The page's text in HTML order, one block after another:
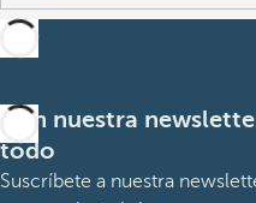
Con nuestra
todo
Suscríbete a nuestra